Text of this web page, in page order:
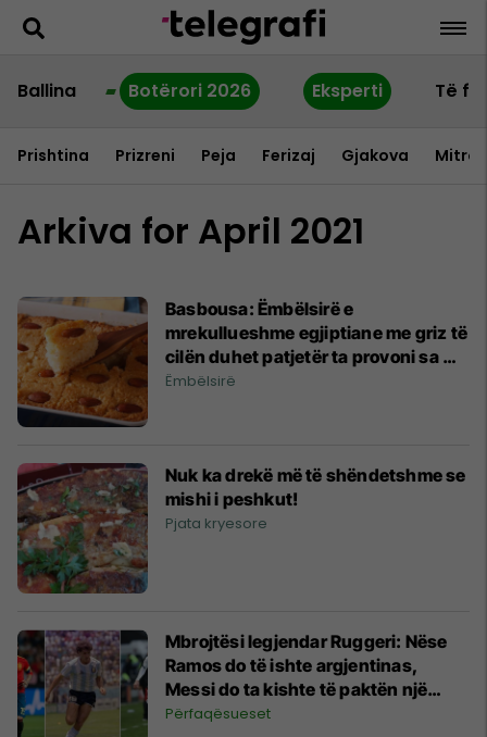
Ballina Botërori 2026 Eksperti Të
Prishtina Prizreni Peja Ferizaj Gjakova
Arkiva for April 2021
Basbousa: Ëmbëlsirë e
mrekullueshme egjiptiane me griz të
cilën duhet patjetër ta provoni sa më
parë!
Ëmbëlsirë
Nuk ka drekë më të shëndetshme se
mishi i peshkut!
Pjata kryesore
Mbrojtësi legjendar Ruggeri: Nëse
Ramos do të ishte argjentinas,
Messi do ta kishte të paktën një
Kupë të Botës
Përfaqësueset